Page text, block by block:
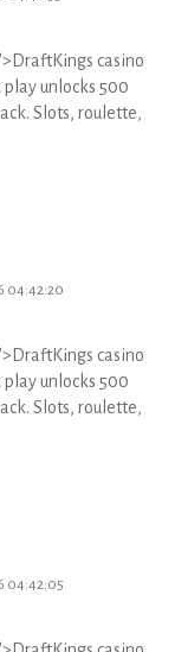
casino
play unlocks 500
Slots, roulette,
04:42:20
casino
play unlocks 500
Slots, roulette,
04:42:05